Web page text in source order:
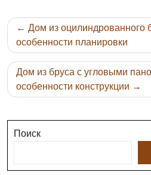
Навигация
по
записям
Дом из оцилиндрованного
особенности планировки
Дом из бруса с угловыми
особенности конструкции
Поиск